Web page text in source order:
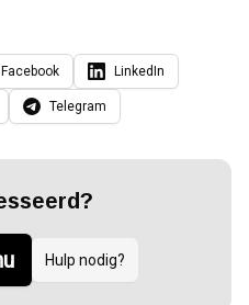
Facebook LinkedIn
Telegram
Hulp nodig?